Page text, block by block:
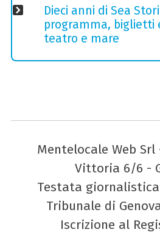
Dieci anni di Sea
programma, biglietti
teatro e mare
Mentelocale Web Srl
Vittoria 6/6 -
Testata
Tribunale di
Iscrizione al